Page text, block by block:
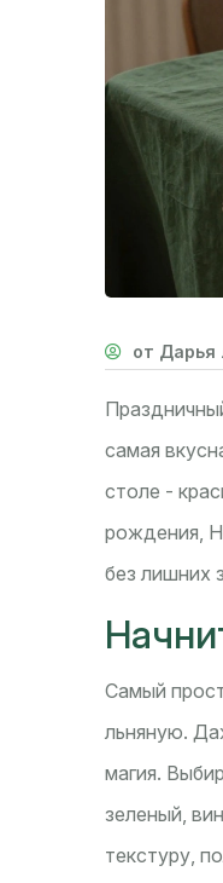
от Дарья
самая
столе -
рождения,
без лишних
Самый
льняную.
магия.
зеленый,
текстуру,